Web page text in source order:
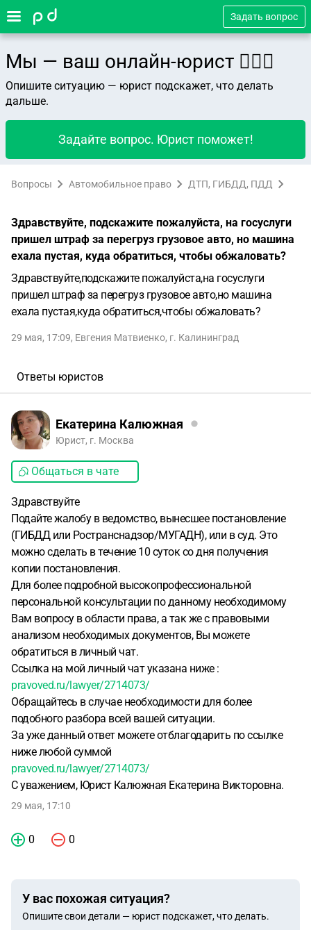
Задать вопрос
Мы — ваш онлайн-юрист 👨🏻‍⚖️
Опишите ситуацию — юрист подскажет, что делать
дальше.
Задайте вопрос. Юрист поможет!
Вопросы Автомобильное право ДТП, ГИБДД, ПДД
Здравствуйте, подскажите пожалуйста, на госуслуги
пришел штраф за перегруз грузовое авто, но машина
ехала пустая, куда обратиться, чтобы обжаловать?
Здравствуйте,подскажите пожалуйста,на госуслуги
пришел штраф за перегруз грузовое авто,но машина
ехала пустая,куда обратиться,чтобы обжаловать?
29 мая, 17:09, Евгения Матвиенко, г. Калининград
Ответы юристов
Екатерина Калюжная
Юрист, г. Москва
Общаться в чате
Здравствуйте
Подайте жалобу в ведомство, вынесшее постановление
(ГИБДД или Ространснадзор/МУГАДН), или в суд. Это
можно сделать в течение 10 суток со дня получения
копии постановления.
Для более подробной высокопрофессиональной
персональной консультации по данному необходимому
Вам вопросу в области права, а так же с правовыми
анализом необходимых документов, Вы можете
обратиться в личный чат.
Ссылка на мой личный чат указана ниже :
pravoved.ru/lawyer/2714073/
Обращайтесь в случае необходимости для более
подобного разбора всей вашей ситуации.
За уже данный ответ можете отблагодарить по ссылке
ниже любой суммой
pravoved.ru/lawyer/2714073/
С уважением, Юрист Калюжная Екатерина Викторовна.
29 мая, 17:10
0 0
У вас похожая ситуация?
Опишите свои детали — юрист подскажет, что делать.